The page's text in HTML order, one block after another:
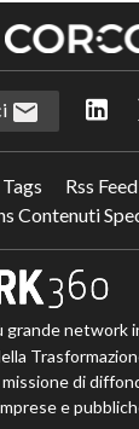
Tags Rss Feed
Contenuti
grande network
di
e